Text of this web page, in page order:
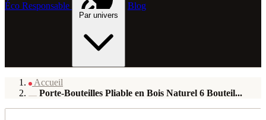
Éco Responsable
Par univers
Blog
Accueil
Porte-Bouteilles Pliable en Bois Naturel 6 Bouteil...